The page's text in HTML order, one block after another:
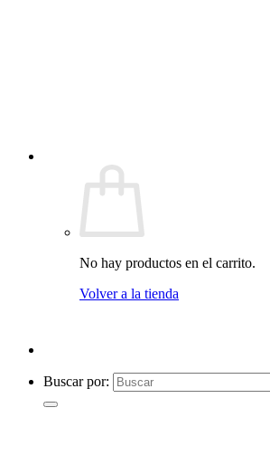
No hay productos en el carrito.
Volver a la tienda
Buscar por: